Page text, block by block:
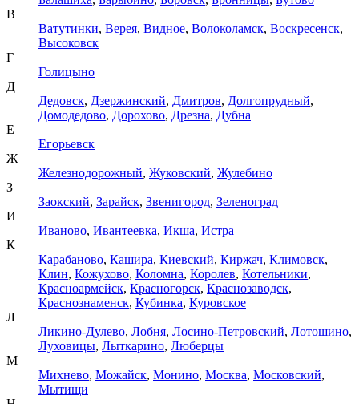
В
Ватутинки, Верея, Видное, Волоколамск, Воскресенск,
Высоковск
Г
Голицыно
Д
Дедовск, Дзержинский, Дмитров, Долгопрудный,
Домодедово, Дорохово, Дрезна, Дубна
Е
Егорьевск
Ж
Железнодорожный, Жуковский, Жулебино
З
Заокский, Зарайск, Звенигород, Зеленоград
И
Иваново, Ивантеевка, Икша, Истра
К
Карабаново, Кашира, Киевский, Киржач, Климовск,
Клин, Кожухово, Коломна, Королев, Котельники,
Красноармейск, Красногорск, Краснозаводск,
Краснознаменск, Кубинка, Куровское
Л
Ликино-Дулево, Лобня, Лосино-Петровский, Лотошино,
Луховицы, Лыткарино, Люберцы
М
Михнево, Можайск, Монино, Москва, Московский,
Мытищи